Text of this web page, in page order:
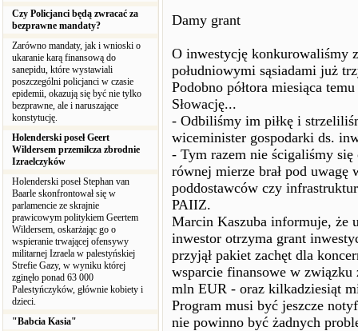
Czy Policjanci będą zwracać za
bezprawne mandaty?
Zarówno mandaty, jak i wnioski o
ukaranie karą finansową do
sanepidu, które wystawiali
poszczególni policjanci w czasie
epidemii, okazują się być nie tylko
bezprawne, ale i naruszające
konstytucję.
Holenderski poseł Geert
Wildersem przemilcza zbrodnie
Izraelczyków
Holenderski poseł Stephan van
Baarle skonfrontował się w
parlamencie ze skrajnie
prawicowym politykiem Geertem
Wildersem, oskarżając go o
wspieranie trwającej ofensywy
militarnej Izraela w palestyńskiej
Strefie Gazy, w wyniku której
zginęło ponad 63 000
Palestyńczyków, głównie kobiety i
dzieci.
"Babcia Kasia"
Damy grant
O inwestycję konkurowaliśmy
południowymi sąsiadami już
Podobno półtora miesiąca
Słowację...
- Odbiliśmy im piłkę i
wiceminister gospodarki ds.
- Tym razem nie ścigaliśmy
równej mierze brał pod
poddostawców czy
PAIIZ.
Marcin Kaszuba informuje, że
inwestor otrzyma grant
przyjął pakiet zachęt dla
wsparcie finansowe w
mln EUR - oraz kilkadziesiąt
Program musi być jeszcze
nie powinno być żadnych